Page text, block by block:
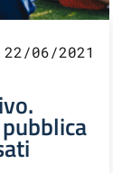
22/06/2021